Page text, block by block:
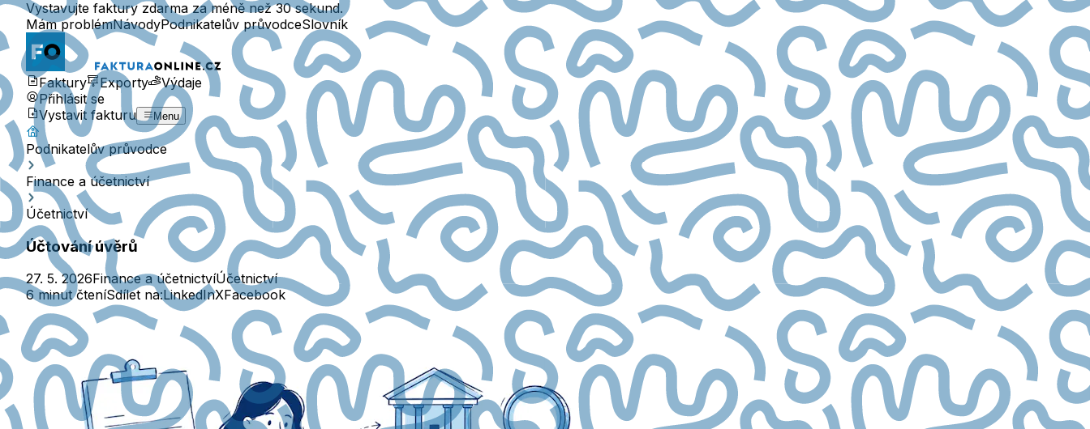
Vystavujte faktury zdarma za méně než 30 sekund.
Mám problémNávodyPodnikatelův průvodceSlovník
Faktury Exporty
Výdaje
Přihlásit se
Vystavit fakturu
Menu
Podnikatelův průvodce
Finance a účetnictví
Účetnictví
Účtování úvěrů
27. 5. 2026Finance a účetnictvíÚčetnictví
6 minut čteníSdílet na:LinkedInXFacebook